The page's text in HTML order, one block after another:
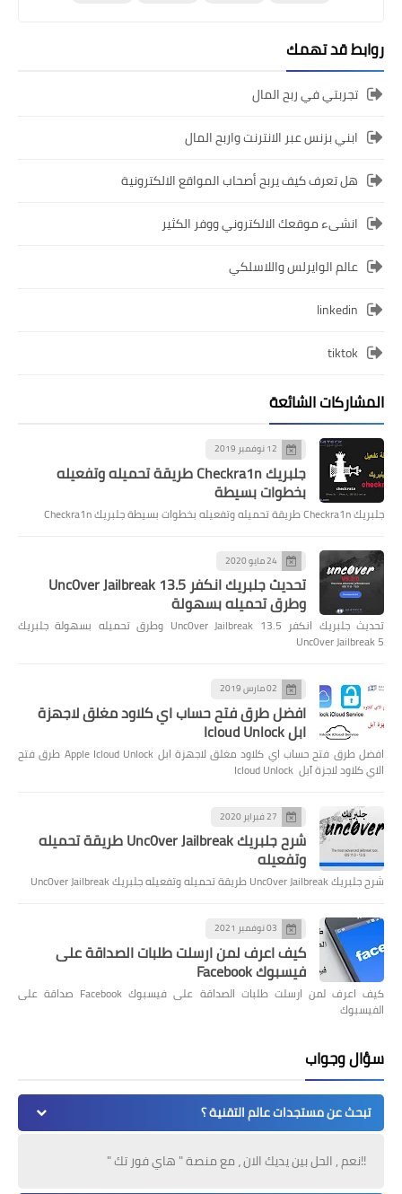
روابط قد تهمك
تجربتي في ربح المال
ابني بزنس عبر الانترنت واربح المال
هل تعرف كيف يربح أصحاب المواقع الالكترونية
انشىء موقعك الالكتروني ووفر الكثير
عالم الوايرلس واللاسلكي
linkedin
tiktok
المشاركات الشائعة
12 نوفمبر 2019
جلبريك Checkra1n طريقة تحميله وتفعيله
بخطوات بسيطة
جلبريك Checkra1n طريقة تحميله وتفعيله بخطوات بسيطة جلبريك Checkra1n
24 مايو 2020
تحديث جلبريك انكفر Unc0ver Jailbreak 13.5
وطرق تحميله بسهولة
تحديث جلبريك انكفر Unc0ver Jailbreak 13.5 وطرق تحميله بسهولة جلبريك
Unc0ver Jailbreak 5
02 مارس 2019
افضل طرق فتح حساب اي كلاود مغلق لاجهزة
ابل Icloud Unlock
افضل طرق فتح حساب اي كلاود مغلق لاجهزة ابل Apple Icloud Unlock طرق فتح
الاي كلاود لاجزة آبل Icloud Unlock
27 فبراير 2020
شرح جلبريك Unc0ver Jailbreak طريقة تحميله
وتفعيله
شرح جلبريك Unc0ver Jailbreak طريقة تحميله وتفعيله جلبريك Unc0ver Jailbreak
03 نوفمبر 2021
كيف اعرف لمن ارسلت طلبات الصداقة على
فيسبوك Facebook
كيف اعرف لمن ارسلت طلبات الصداقة على فيسبوك Facebook صداقة على
الفيسبوك
سؤال وجواب
تبحث عن مستجدات عالم التقنية ؟
!!نعم , الحل بين يديك الان ، مع منصة " هاي فور تك "